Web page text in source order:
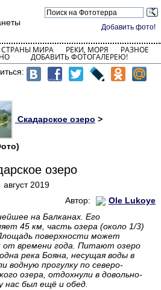
Добавить фото!
СТРАНЫ МИРА РЕКИ, МОРЯ РАЗНОЕ
ДОБАВИТЬ ФОТОГАЛЕРЕЮ!
Скадарское озеро >
озеро
август 2019
Автор:
Ole Lukoye
на Балканах. Его
45 км, часть озера (около 1/3)
поверхности может
от времени года. Питают озеро
река Бояна, несущая воды в
водную прогулку по северо-
озера, отдохнули в довольно-
нас был ещё и обед.